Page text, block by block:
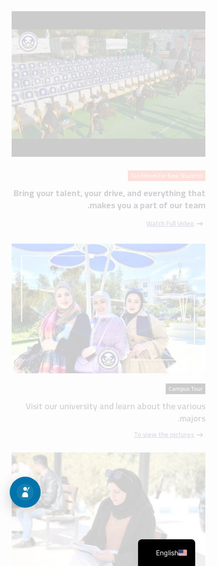
Guidelines for New Students
Bring your talent, your drive, and everything that
makes you a part of our team.
Watch Full Video
Campus Tour
Visit our university and learn about the various
majors.
To view the pictures
English